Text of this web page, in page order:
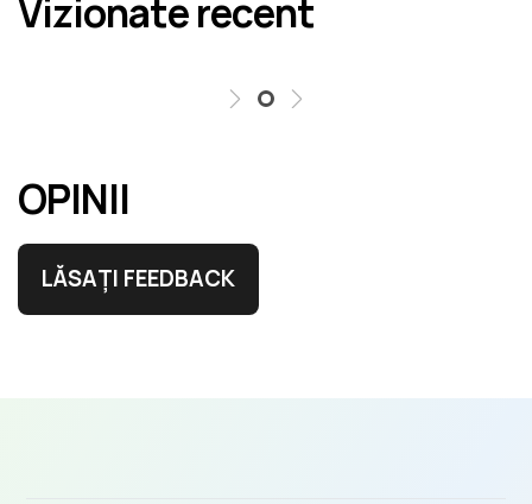
Vizionate recent
OPINII
LĂSAȚI FEEDBACK